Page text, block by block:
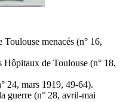
menacés (n° 16,
de Toulouse (n° 18,
24, mars 1919, 49-64).
guerre (n° 28, avril-mai